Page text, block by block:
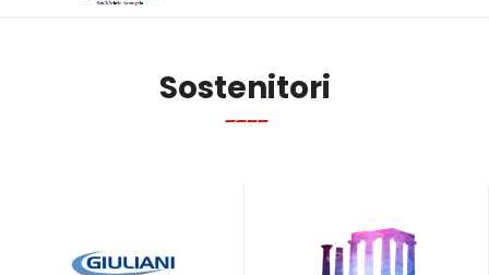
Sostenitori